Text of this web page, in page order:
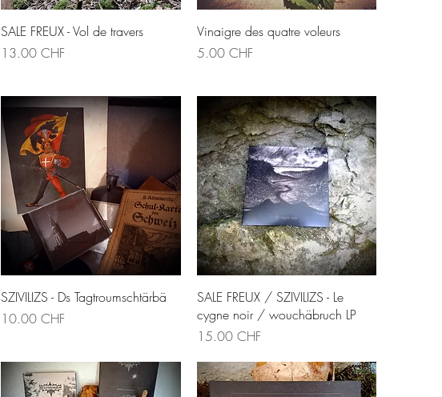
Aperçu rapide
SALE FREUX - Vol de travers
Prix
13.00 CHF
Aperçu rapide
Vinaigre des quatre voleurs
Prix
5.00 CHF
Aperçu rapide
SZIVILIZS - Ds Tagtroumschtärbä
Prix
10.00 CHF
Aperçu rapide
SALE FREUX / SZIVILIZS - Le
cygne noir / wouchäbruch LP
Prix
15.00 CHF